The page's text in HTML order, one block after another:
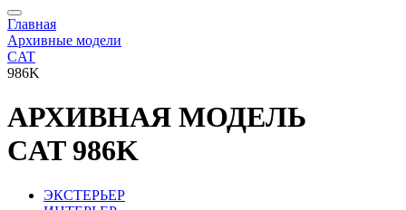
Главная
Архивные модели
CAT
986K
АРХИВНАЯ МОДЕЛЬ
CAT 986K
ЭКСТЕРЬЕР